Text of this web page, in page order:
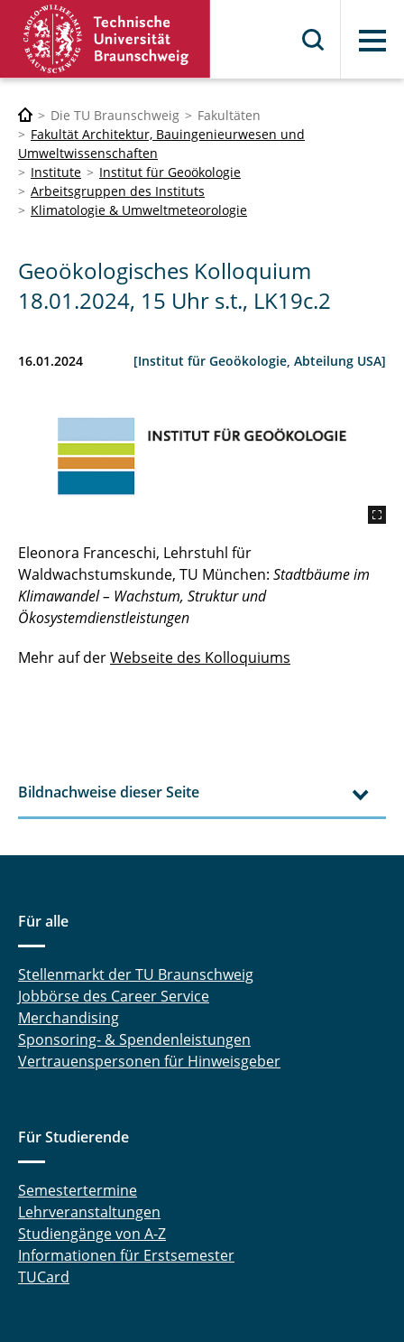
Menü
Die TU Braunschweig
Fakultäten
Fakultät Architektur, Bauingenieurwesen und
Umweltwissenschaften
Institute
Institut für Geoökologie
Arbeitsgruppen des Instituts
Klimatologie & Umweltmeteorologie
Geoökologisches Kolloquium
18.01.2024, 15 Uhr s.t., LK19c.2
16.01.2024 [Institut für Geoökologie, Abteilung USA]
Eleonora Franceschi, Lehrstuhl für
Waldwachstumskunde, TU München: Stadtbäume im
Klimawandel – Wachstum, Struktur und
Ökosystemdienstleistungen
Mehr auf derWebseite des Kolloquiums
Bildnachweise dieser Seite
Für alle
Stellenmarkt der TU Braunschweig
Jobbörse des Career Service
Merchandising
Sponsoring- & Spendenleistungen
Vertrauenspersonen für Hinweisgeber
Für Studierende
Semestertermine
Lehrveranstaltungen
Studiengänge von A-Z
Informationen für Erstsemester
TUCard